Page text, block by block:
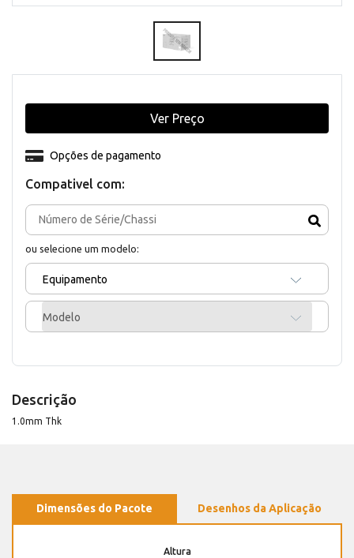
Compativel com:
ou selecione um modelo:
Equipamento
Modelo
Opções de pagamento
Ver Preço
Descrição
1.0mm Thk
Dimensões do Pacote Desenhos da Aplicação
Altura